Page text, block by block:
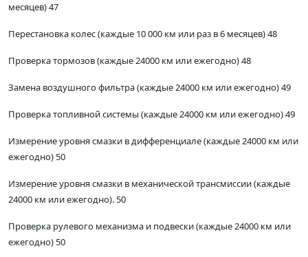
месяцев) 47
Перестановка колес (каждые 10 000 км или раз в 6 месяцев) 48
Проверка тормозов (каждые 24000 км или ежегодно) 48
Замена воздушного фильтра (каждые 24000 км или ежегодно) 49
Проверка топливной системы (каждые 24000 км или ежегодно) 49
Измерение уровня смазки в дифференциале (каждые 24000 км или
ежегодно) 50
Измерение уровня смазки в механической трансмиссии (каждые
24000 км или ежегодно). 50
Проверка рулевого механизма и подвески (каждые 24000 км или
ежегодно) 50